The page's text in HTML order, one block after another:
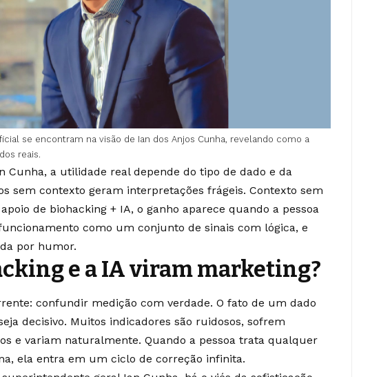
se encontram na visão de Ian dos Anjos Cunha, revelando como a
reais.
Cunha, a utilidade real depende do tipo de dado e da
sem contexto geram interpretações frágeis. Contexto sem
de biohacking + IA, o ganho aparece quando a pessoa
como um conjunto de sinais com lógica, e
por humor.
e a IA viram marketing?
confundir medição com verdade. O fato de um dado
decisivo. Muitos indicadores são ruidosos, sofrem
e variam naturalmente. Quando a pessoa trata qualquer
ela entra em um ciclo de correção infinita.